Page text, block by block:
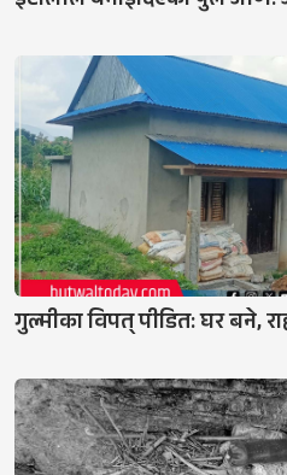
गुल्मीका विपत् पीडित: घर बने,